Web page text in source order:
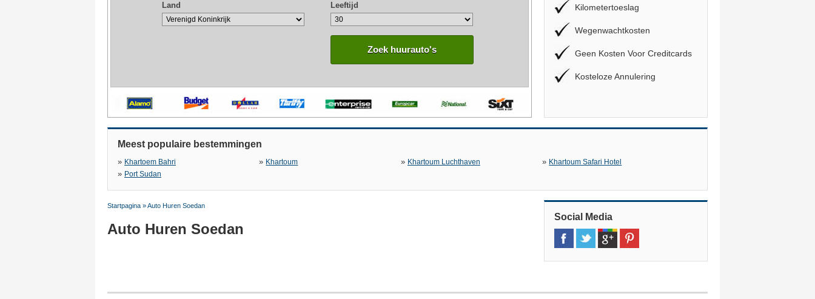
Land Leeftijd
Zoek huurauto's
Kilometertoeslag
Wegenwachtkosten
Geen Kosten Voor Creditcards
Kosteloze Annulering
Meest populaire bestemmingen
» Khartoem Bahri » Khartoum » Khartoum Luchthaven » Khartoum Safari Hotel
» Port Sudan
Startpagina »Auto Huren Soedan
Auto Huren Soedan
Social Media